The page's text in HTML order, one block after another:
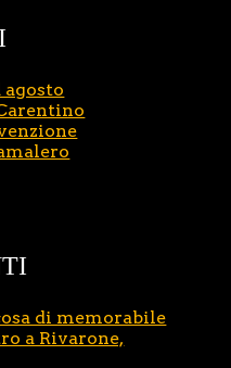
agosto
di memorabile
a Rivarone,